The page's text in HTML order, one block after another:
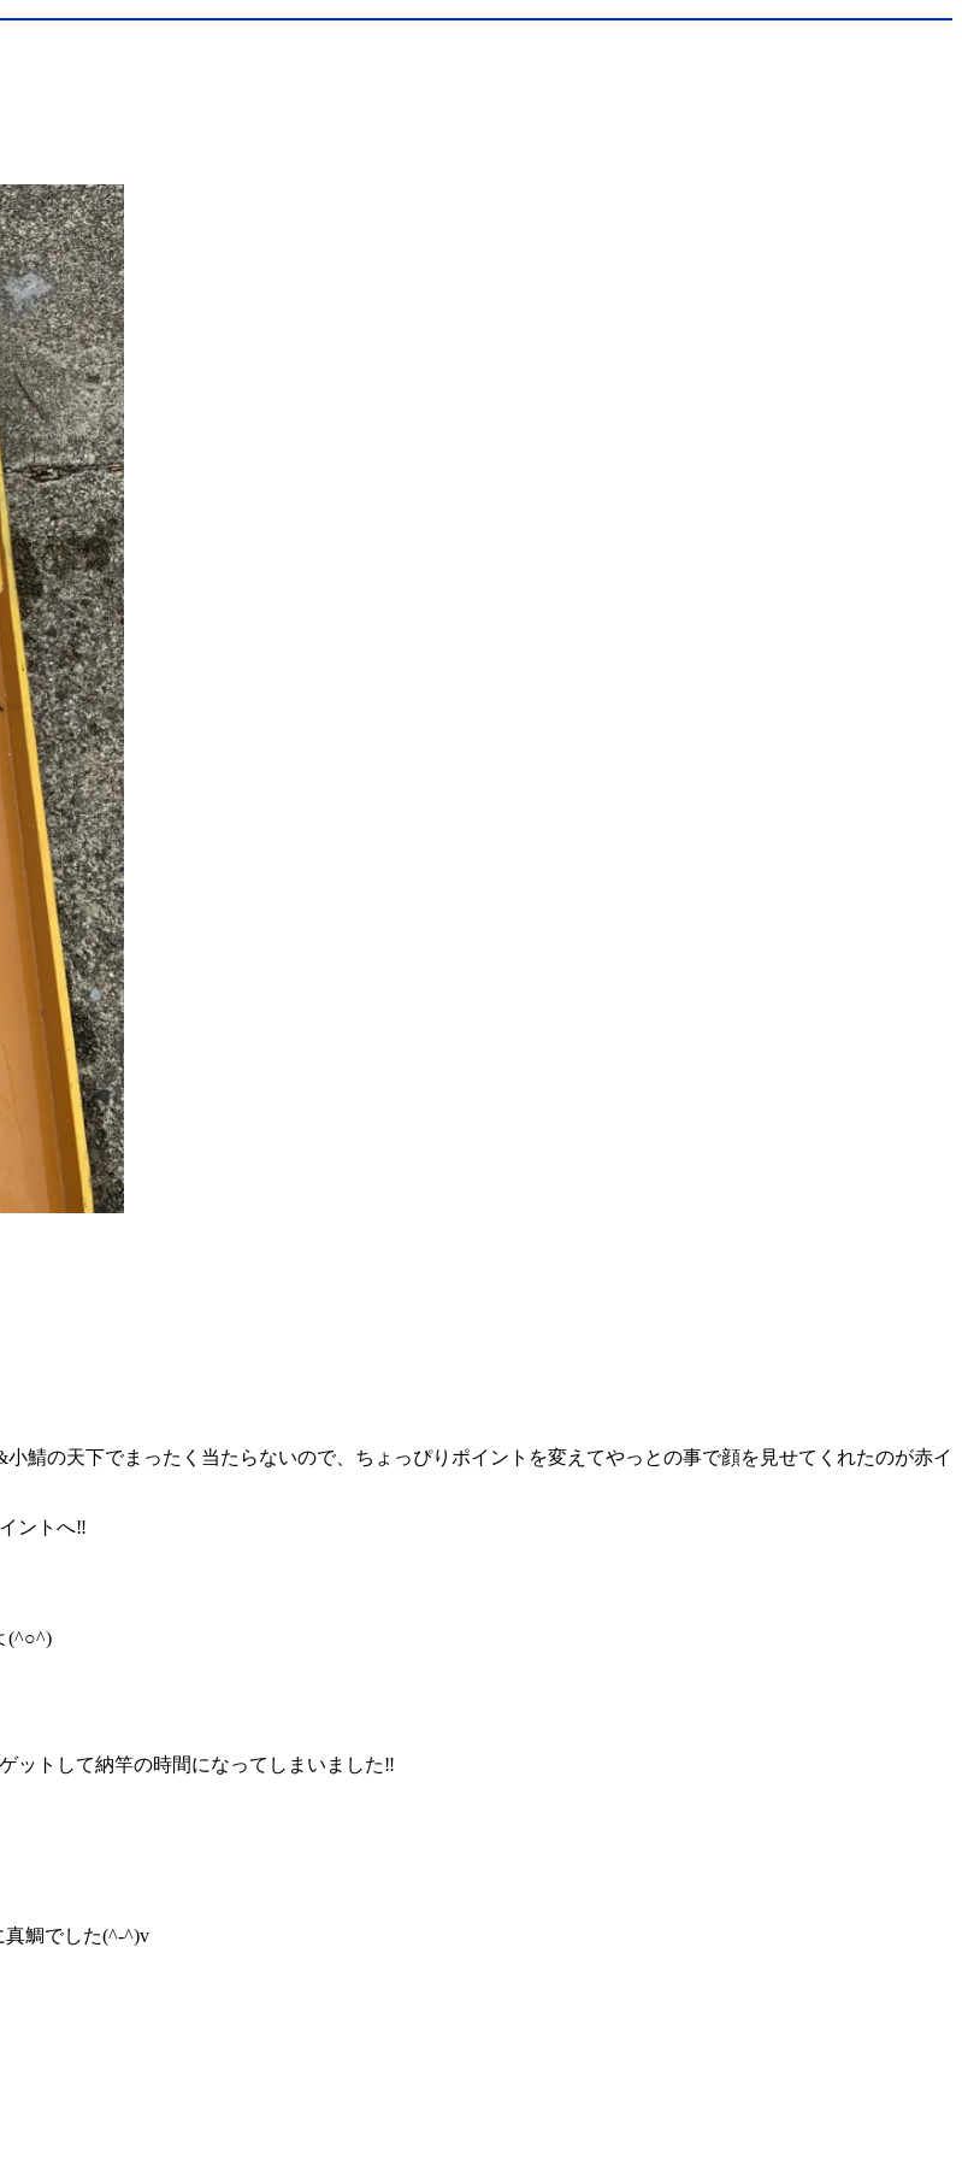
鯖の天下でまったく当たらないので、ちょっぴりポイントを変えてやっとの事で顔を見せてくれたのが赤イ
ントへ‼️
(^○^)
ットして納竿の時間になってしまいました‼️
真鯛でした(^-^)v